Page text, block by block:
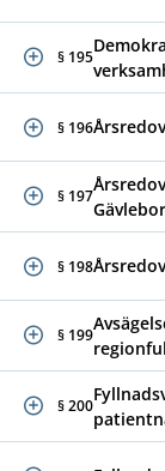
§ 195
§ 196
§ 197
§ 198
§ 199
§ 200